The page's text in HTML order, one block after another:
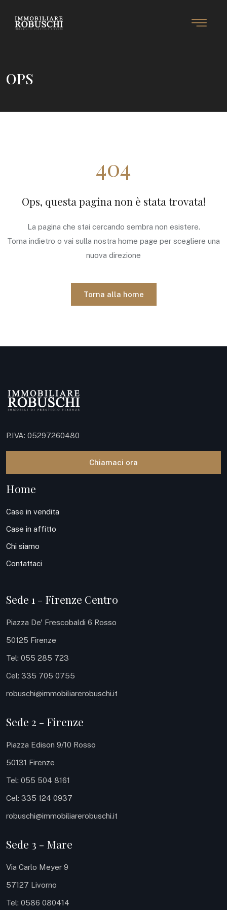
OPS
404
Ops, questa pagina non è stata trovata!
La pagina che stai cercando sembra non esistere.
Torna indietro o vai sulla nostra home page per scegliere una
nuova direzione
Torna alla home
P.IVA: 05297260480
Chiamaci ora
Home
Case in vendita
Case in affitto
Chi siamo
Contattaci
Sede 1 - Firenze Centro
Piazza De' Frescobaldi 6 Rosso
50125 Firenze
Tel: 055 285 723
Cel: 335 705 0755
robuschi@immobiliarerobuschi.it
Sede 2 - Firenze
Piazza Edison 9/10 Rosso
50131 Firenze
Tel: 055 504 8161
Cel: 335 124 0937
robuschi@immobiliarerobuschi.it
Sede 3 - Mare
Via Carlo Meyer 9
57127 Livorno
Tel: 0586 080414